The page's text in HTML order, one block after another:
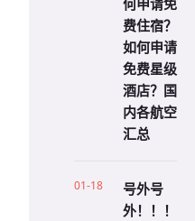
费住宿？
如何申请
免费星级
酒店？国
内各航空
汇总
01-18
号外号
外！！！